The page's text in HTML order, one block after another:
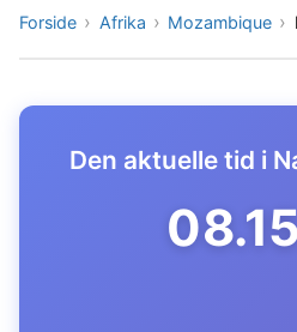
Forside Afrika Mozambique
Den aktuelle tid i